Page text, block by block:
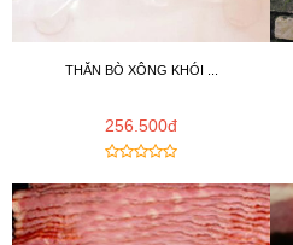
THĂN BÒ XÔNG KHÓI ...
256.500đ